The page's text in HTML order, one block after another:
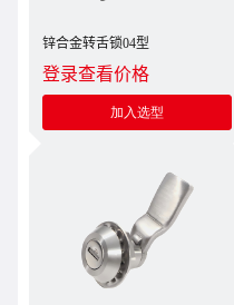
锌合金转舌锁04型
登录查看价格
加入选型